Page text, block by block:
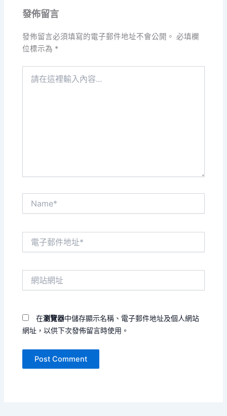
發佈留言
發佈留言必須填寫的電子郵件地址不會公開。 必填欄
位標示為 *
在瀏覽器中儲存顯示名稱、電子郵件地址及個人網站
網址，以供下次發佈留言時使用。